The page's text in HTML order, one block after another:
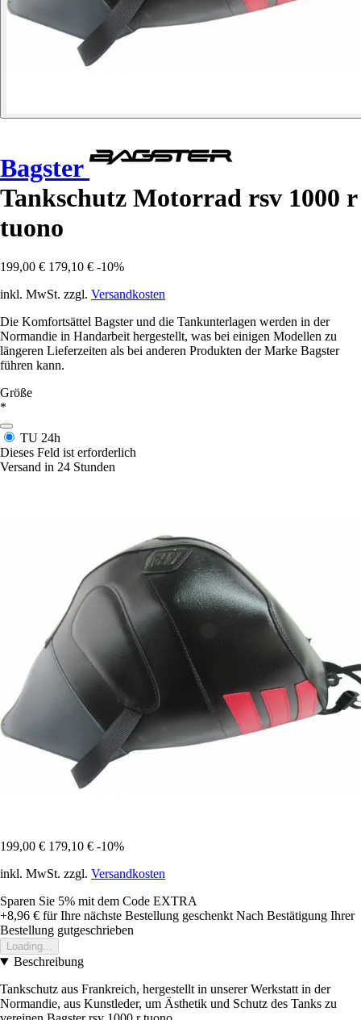
Bagster
Tankschutz Motorrad rsv 1000 r
tuono
199,00 € 179,10 € -10%
inkl. MwSt. zzgl. Versandkosten
Die Komfortsättel Bagster und die Tankunterlagen werden in der
Normandie in Handarbeit hergestellt, was bei einigen Modellen zu
längeren Lieferzeiten als bei anderen Produkten der Marke Bagster
führen kann.
Größe
*
TU 24h
Dieses Feld ist erforderlich
Versand in 24 Stunden
199,00 € 179,10 € -10%
inkl. MwSt. zzgl. Versandkosten
Sparen Sie 5% mit dem Code EXTRA
+8,96 € für Ihre nächste Bestellung geschenkt Nach Bestätigung Ihrer
Bestellung gutgeschrieben
Loading...
Beschreibung
Tankschutz aus Frankreich, hergestellt in unserer Werkstatt in der
Normandie, aus Kunstleder, um Ästhetik und Schutz des Tanks zu